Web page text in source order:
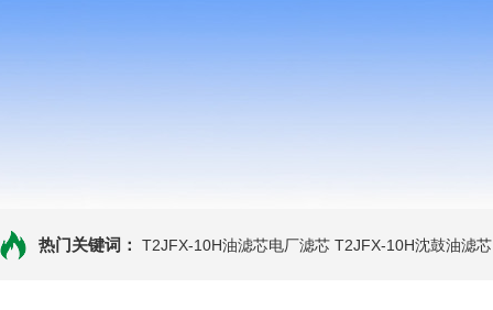
热门关键词： T2JFX-10H油滤芯电厂滤芯 T2JFX-10H沈鼓油滤芯